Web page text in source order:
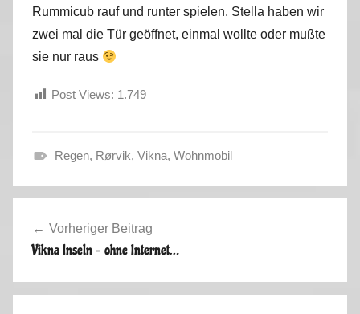
Rummicub rauf und runter spielen. Stella haben wir
zwei mal die Tür geöffnet, einmal wollte oder mußte
sie nur raus
Post Views: 1.749
o
e
r
Regen, Rørvik, Vikna, Wohnmobil
Vorheriger Beitrag
Vikna Inseln – ohne Internet…